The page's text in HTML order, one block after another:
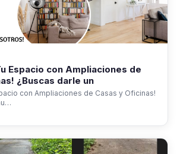
Espacio con Ampliaciones de
¿Buscas darle un
con Ampliaciones de Casas y Oficinas!